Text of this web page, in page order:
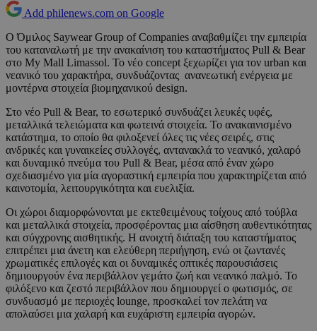
Add philenews.com on Google
Ο Όμιλος Saywear Group of Companies αναβαθμίζει την εμπειρία
του καταναλωτή με την ανακαίνιση του καταστήματος Pull & Bear
στο My Mall Limassol. Το νέο concept ξεχωρίζει για τον urban και
νεανικό του χαρακτήρα, συνδυάζοντας ανανεωτική ενέργεια με
μοντέρνα στοιχεία βιομηχανικού design.
Στο νέο Pull & Bear, το εσωτερικό συνδυάζει λευκές υφές,
μεταλλικά τελειώματα και φωτεινά στοιχεία. Το ανακαινισμένο
κατάστημα, το οποίο θα φιλοξενεί όλες τις νέες σειρές, στις
ανδρικές και γυναικείες συλλογές, αντανακλά το νεανικό, χαλαρό
και δυναμικό πνεύμα του Pull & Bear, μέσα από έναν χώρο
σχεδιασμένο για μία αγοραστική εμπειρία που χαρακτηρίζεται από
καινοτομία, λειτουργικότητα και ευελιξία.
Οι χώροι διαμορφώνονται με εκτεθειμένους τοίχους από τούβλα
και μεταλλικά στοιχεία, προσφέροντας μια αίσθηση αυθεντικότητας
και σύγχρονης αισθητικής. Η ανοιχτή διάταξη του καταστήματος
επιτρέπει μια άνετη και ελεύθερη περιήγηση, ενώ οι ζωντανές
χρωματικές επιλογές και οι δυναμικές οπτικές παρουσιάσεις
δημιουργούν ένα περιβάλλον γεμάτο ζωή και νεανικό παλμό. Το
φιλόξενο και ζεστό περιβάλλον που δημιουργεί ο φωτισμός, σε
συνδυασμό με περιοχές lounge, προσκαλεί τον πελάτη να
απολαύσει μια χαλαρή και ευχάριστη εμπειρία αγορών.